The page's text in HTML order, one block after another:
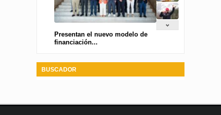
Presentan el nuevo modelo de
financiación...
BUSCADOR